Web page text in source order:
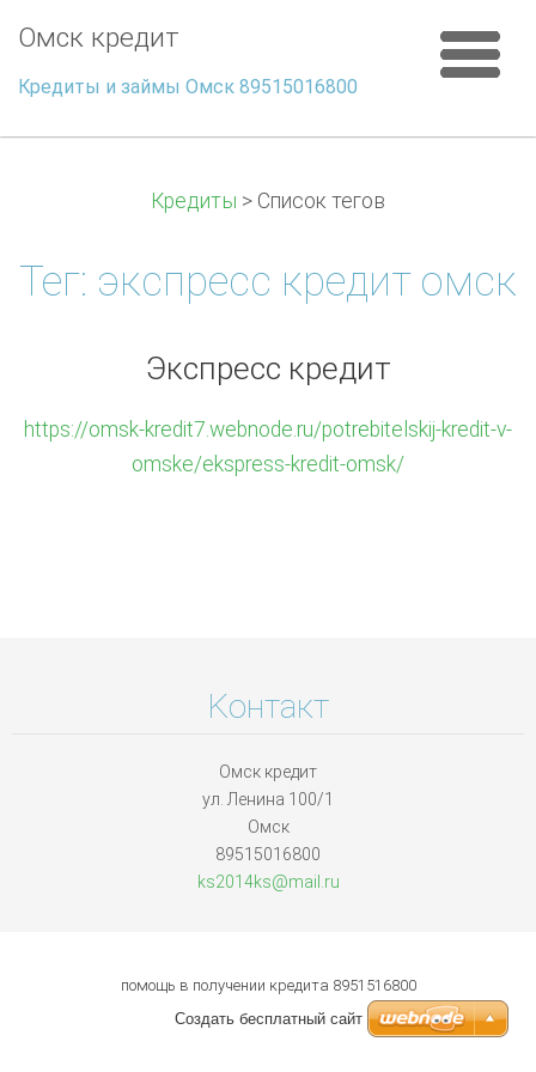
Омск кредит
Кредиты и займы Омск 89515016800
Кредиты > Список тегов
Тег: экспресс кредит омск
Экспресс кредит
https://omsk-kredit7.webnode.ru/potrebitelskij-kredit-v-
omske/ekspress-kredit-omsk/
Koнтакт
Омск кредит
ул. Ленина 100/1
Омск
89515016800
ks2014ks@mail.ru
помощь в получении кредита 8951516800
Создать бесплатный сайт